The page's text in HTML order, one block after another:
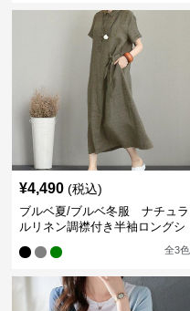
¥4,490 (税込)
ブルベ夏/ブルベ冬服 ナチュラ
ルリネン調襟付き半袖ロングシ
全3色